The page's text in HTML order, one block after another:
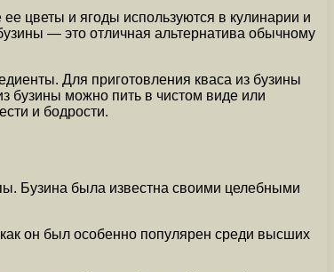
цветы и ягоды используются в кулинарии и
— это отличная альтернатива обычному
Для приготовления кваса из бузины
бузины можно пить в чистом виде или
и бодрости.
Бузина была известна своими целебными
он был особенно популярен среди высших